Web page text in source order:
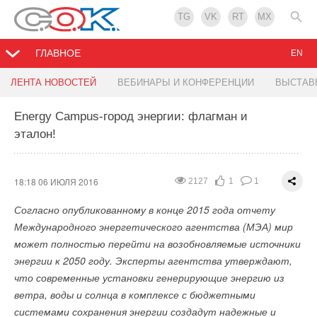
TG VK RT MX
ГЛАВНОЕ
ЛЕНТА НОВОСТЕЙ ВЕБИНАРЫ И КОНФЕРЕНЦИИ
EN
Energy Campus-город энергии: флагман и
эталон!
2127 1 1
18:18 06 ИЮЛЯ 2016
Согласно опубликованному в конце 2015 года отчету
Международного энергетического агентства (МЭА) мир
может полностью перейти на возобновляемые источники
энергии к 2050 году. Эксперты агентства утверждают,
что современные установки генерирующие энергию из
ветра, воды и солнца в комплексе с бюджетными
системами сохранения энергии создадут надежные и
Программа Viessmann Profi – первые результаты
2762
16:29 06 ИЮЛЯ 2016
шести месяцев партнеры компании регистрировали
гарантийные талоны. По мнению компаниии Виссманн:
"...Предварительная оценка результатов показала, что особо
отличившиеся специалисты заслуженно могут получить
награждение уже сейчас. Итоги их работы впечатляют. С
этой целью мы ввели специальные категории, названия
которых говорят сами за себя...".
Новая услуга — выездные семинары АДЛ
2459
13:21 06 ИЮЛЯ 2016
выездного семинара в офисе заказчика. Программа
интересующему оборудованию, соответственно специфике
именно вашей компании.
пожелания относительно тем семинара.
Семинар будет проведен в удобное для вас время.
Вы сможете заранее задать по email все интересующие